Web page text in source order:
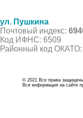
ул. Пушкина
Почтовый индекс:
Код ИФНС: 6509
Районный код
© 2021 Все права
Вся информация на сайте